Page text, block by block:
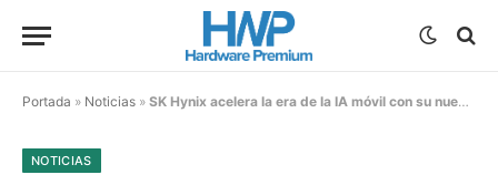
Portada » Noticias » SK Hynix acelera la era de la IA móvil con su nueva memoria ultrarrápida
NOTICIAS